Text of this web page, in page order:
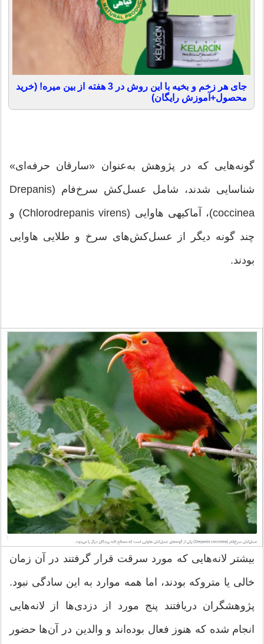
جای هر زخم و بخیه با این روش در 3 هفته از بین میره! (خرید
محصول+آموزش رایگان)
گونه‌هایی که در پژوهش به‌عنوان «سارقان حرفه‌ای»
شناسایی شدند، شامل عسل‌کش سرخ‌فام (Drepanis
coccinea)، آماکیهی هاوایی (Chlorodrepanis virens) و
چند گونه دیگر از عسل‌کش‌های سرخ و طلایی هاوایی
بودند.
بیشتر لانه‌هایی که مورد سرقت قرار گرفتند در آن زمان
خالی یا متروکه بودند، اما همه موارد به این سادگی نبود.
پژوهشگران دریافتند پنج مورد از دزدی‌ها از لانه‌هایی
انجام شده که هنوز فعال بوده‌اند و والدین در آن‌ها حضور